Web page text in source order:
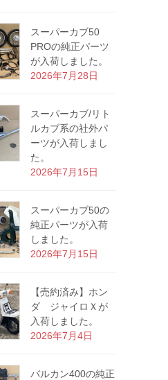
スーパーカブ50
PROの純正パーツ
が入荷しました。
2026年7月28日
スーパーカブ/リト
ルカブ系の社外パ
ーツが入荷しまし
た。
2026年7月15日
スーパーカブ50の
純正パーツが入荷
しました。
2026年7月15日
【売約済み】ホン
ダ ジャイロＸが
入荷しました。
2026年7月4日
バルカン400の純正